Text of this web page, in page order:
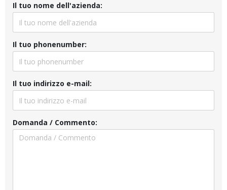
Il tuo nome dell'azienda:
Il tuo phonenumber:
Il tuo indirizzo e-mail:
Domanda / Commento: